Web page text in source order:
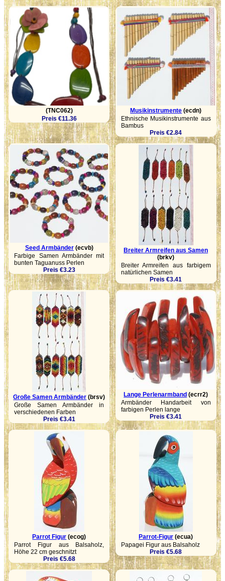
(TNC062)
Preis €11.36
Musikinstrumente (ecdn)
Ethnische Musikinstrumente aus
Bambus
Preis €2.84
Seed Armbänder(ecvb)
Farbige Samen Armbänder mit
bunten Taguanuss Perlen
Preis €3.23
Breiter Armreifen aus Samen
(brkv)
Breiter Armreifen aus farbigem
natürlichen Samen
Preis €3.41
Große Samen Armbänder (brsv)
Große Samen Armbänder in
verschiedenen Farben
Preis €3.41
Lange Perlenarmband (ecrr2)
Armbänder Handarbeit von
farbigen Perlen lange
Preis €3.41
Parrot Figur (ecog)
Parrot Figur aus Balsaholz,
Höhe 22 cm geschnitzt
Preis €5.68
Parrot-Figur (ecua)
Papagei Figur aus Balsaholz
Preis €5.68